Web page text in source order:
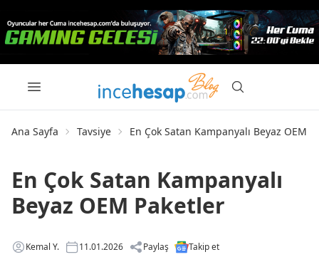
Ana Sayfa Tavsiye En Çok Satan Kampanyalı Beyaz OEM
En Çok Satan Kampanyalı
Beyaz OEM Paketler
Kemal Y. 11.01.2026 Paylaş Takip et